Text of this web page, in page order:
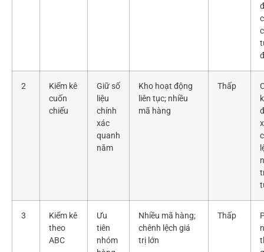
2
Kiểm kê
cuốn
chiếu
Giữ số
liệu
chính
xác
quanh
năm
Kho hoạt động
liên tục; nhiều
mã hàng
Thấp
3
Kiểm kê
theo
ABC
Ưu
tiên
nhóm
Nhiều mã hàng;
chênh lệch giá
trị lớn
Thấp